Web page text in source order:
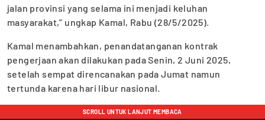
jalan provinsi yang selama ini menjadi keluhan
masyarakat,” ungkap Kamal, Rabu (28/5/2025).
Kamal menambahkan, penandatanganan kontrak
pengerjaan akan dilakukan pada Senin, 2 Juni 2025,
setelah sempat direncanakan pada Jumat namun
tertunda karena hari libur nasional.